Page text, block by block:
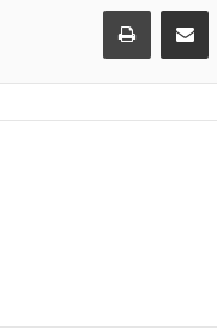
مشاركة عبر البريد طباعة